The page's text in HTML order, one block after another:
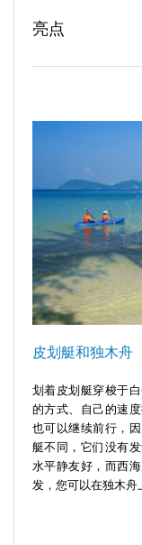
亮点
皮划艇和独木舟
划着皮划艇穿梭于
的方式、自己的速
也可以继续前行，
艇不同，它们没有
水平静友好，而西
发，您可以在独木舟